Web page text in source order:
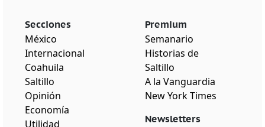
Secciones
México
Internacional
Coahuila
Saltillo
Opinión
Economía
Utilidad
Premium
Semanario
Historias de
Saltillo
A la Vanguardia
New York Times
Newsletters